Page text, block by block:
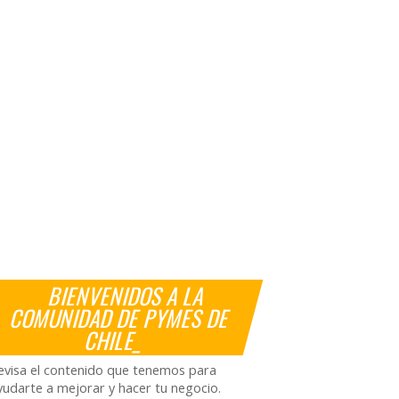
BIENVENIDOS A LA
COMUNIDAD DE PYMES DE
CHILE_
el contenido que tenemos para
a mejorar y hacer tu negocio.